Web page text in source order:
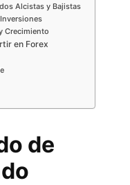
Alcistas y Bajistas
Crecimiento
en Forex
de